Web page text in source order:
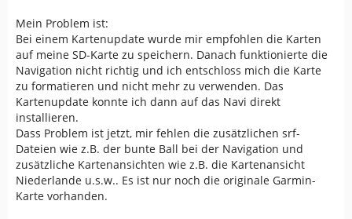
Mein Problem ist:
Bei einem Kartenupdate wurde mir empfohlen die Karten
auf meine SD-Karte zu speichern. Danach funktionierte die
Navigation nicht richtig und ich entschloss mich die Karte
zu formatieren und nicht mehr zu verwenden. Das
Kartenupdate konnte ich dann auf das Navi direkt
installieren.
Dass Problem ist jetzt, mir fehlen die zusätzlichen srf-
Dateien wie z.B. der bunte Ball bei der Navigation und
zusätzliche Kartenansichten wie z.B. die Kartenansicht
Niederlande u.s.w.. Es ist nur noch die originale Garmin-
Karte vorhanden.